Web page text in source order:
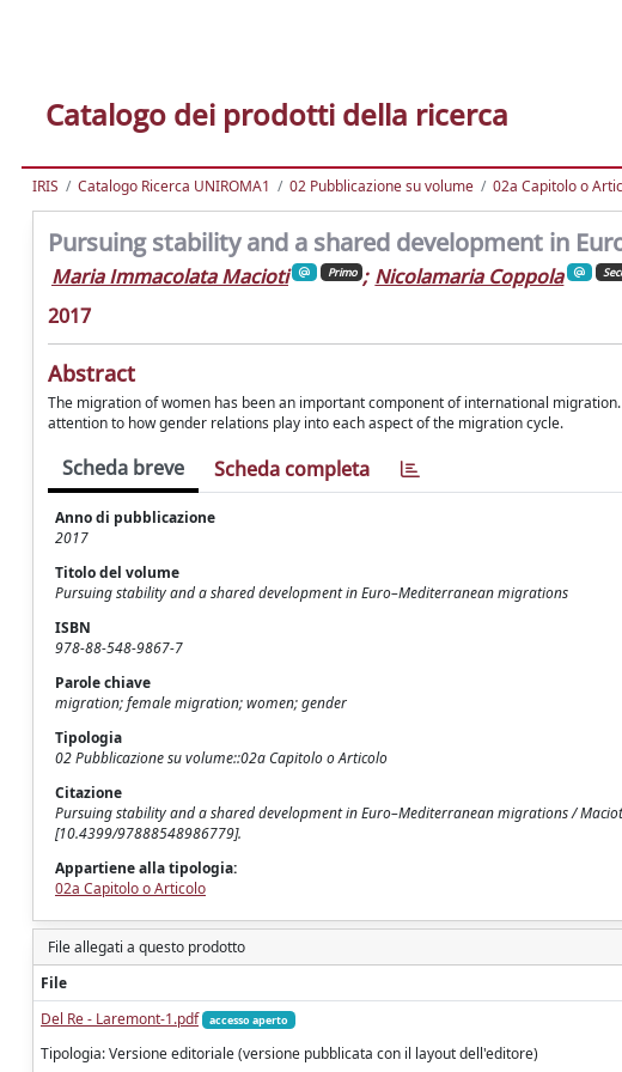
Catalogo dei prodotti della ricerca
IRIS Catalogo Ricerca UNIROMA1 02 Pubblicazione su volume 02a Capitolo o
Pursuing stability and a shared development in
Maria Immacolata Macioti Primo ; Nicolamaria Coppola
2017
Abstract
The migration of women has been an important component of international
attention to how gender relations play into each aspect of the migration cycle.
Scheda breve Scheda completa
Anno di pubblicazione
2017
Titolo del volume
Pursuing stability and a shared development in Euro–Mediterranean migrations
ISBN
978-88-548-9867-7
Parole chiave
migration; female migration; women; gender
Tipologia
02 Pubblicazione su volume::02a Capitolo o Articolo
Citazione
Pursuing stability and a shared development in Euro–Mediterranean migrations /
[10.4399/97888548986779].
Appartiene alla tipologia:
02a Capitolo o Articolo
File allegati a questo prodotto
File
Del Re - Laremont-1.pdf
accesso aperto
Tipologia: Versione editoriale (versione pubblicata con il layout dell'editore)